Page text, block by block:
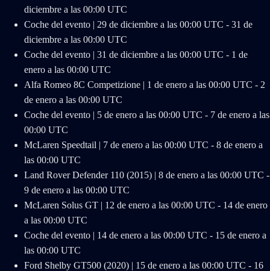
diciembre a las 00:00 UTC
Coche del evento | 29 de diciembre a las 00:00 UTC - 31 de
diciembre a las 00:00 UTC
Coche del evento | 31 de diciembre a las 00:00 UTC - 1 de
enero a las 00:00 UTC
Alfa Romeo 8C Competizione | 1 de enero a las 00:00 UTC - 2
de enero a las 00:00 UTC
Coche del evento | 5 de enero a las 00:00 UTC - 7 de enero a las
00:00 UTC
McLaren Speedtail | 7 de enero a las 00:00 UTC - 8 de enero a
las 00:00 UTC
Land Rover Defender 110 (2015) | 8 de enero a las 00:00 UTC -
9 de enero a las 00:00 UTC
McLaren Solus GT | 12 de enero a las 00:00 UTC - 14 de enero
a las 00:00 UTC
Coche del evento | 14 de enero a las 00:00 UTC - 15 de enero a
las 00:00 UTC
Ford Shelby GT500 (2020) | 15 de enero a las 00:00 UTC - 16